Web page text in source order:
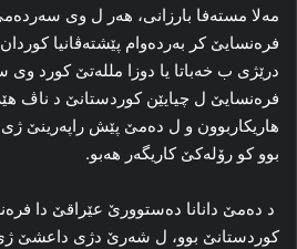
مەلا مستەفا بارزانی، هەر ل وی
فرەنسایێ کر بەردەوام پێشتەڤانیا
درێژی ب خەباتا یا دوزا مللەتێ کورد
فرەنسایێ ل چیایێن کوردستانێ د ناڤ
هاریکاربوون و ل دەمێ پێش راپەرینێ ژی
بوو کو رۆلەکێ کاریگەر هەبو.
د دەمێ دانانا دەستوورێ عێراقێ دا
کوردستانێ بوو، ل شەرێ دژی داعشێ